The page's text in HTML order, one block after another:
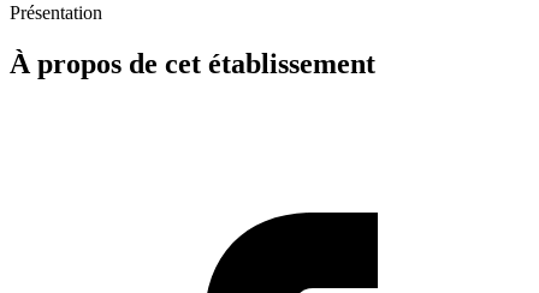
Présentation
À propos de cet établissement